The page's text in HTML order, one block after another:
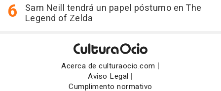
Sam Neill tendrá un papel póstumo en The
Legend of Zelda
Acerca de culturaocio.com |
Aviso Legal |
Cumplimento normativo